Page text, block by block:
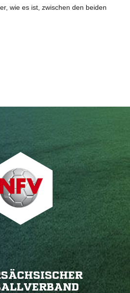
wie es ist, zwischen den beiden